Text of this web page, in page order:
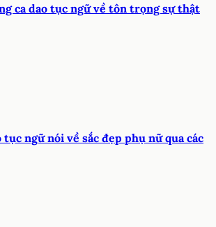
ca dao tục ngữ về tôn trọng sự thật
tục ngữ nói về sắc đẹp phụ nữ qua các